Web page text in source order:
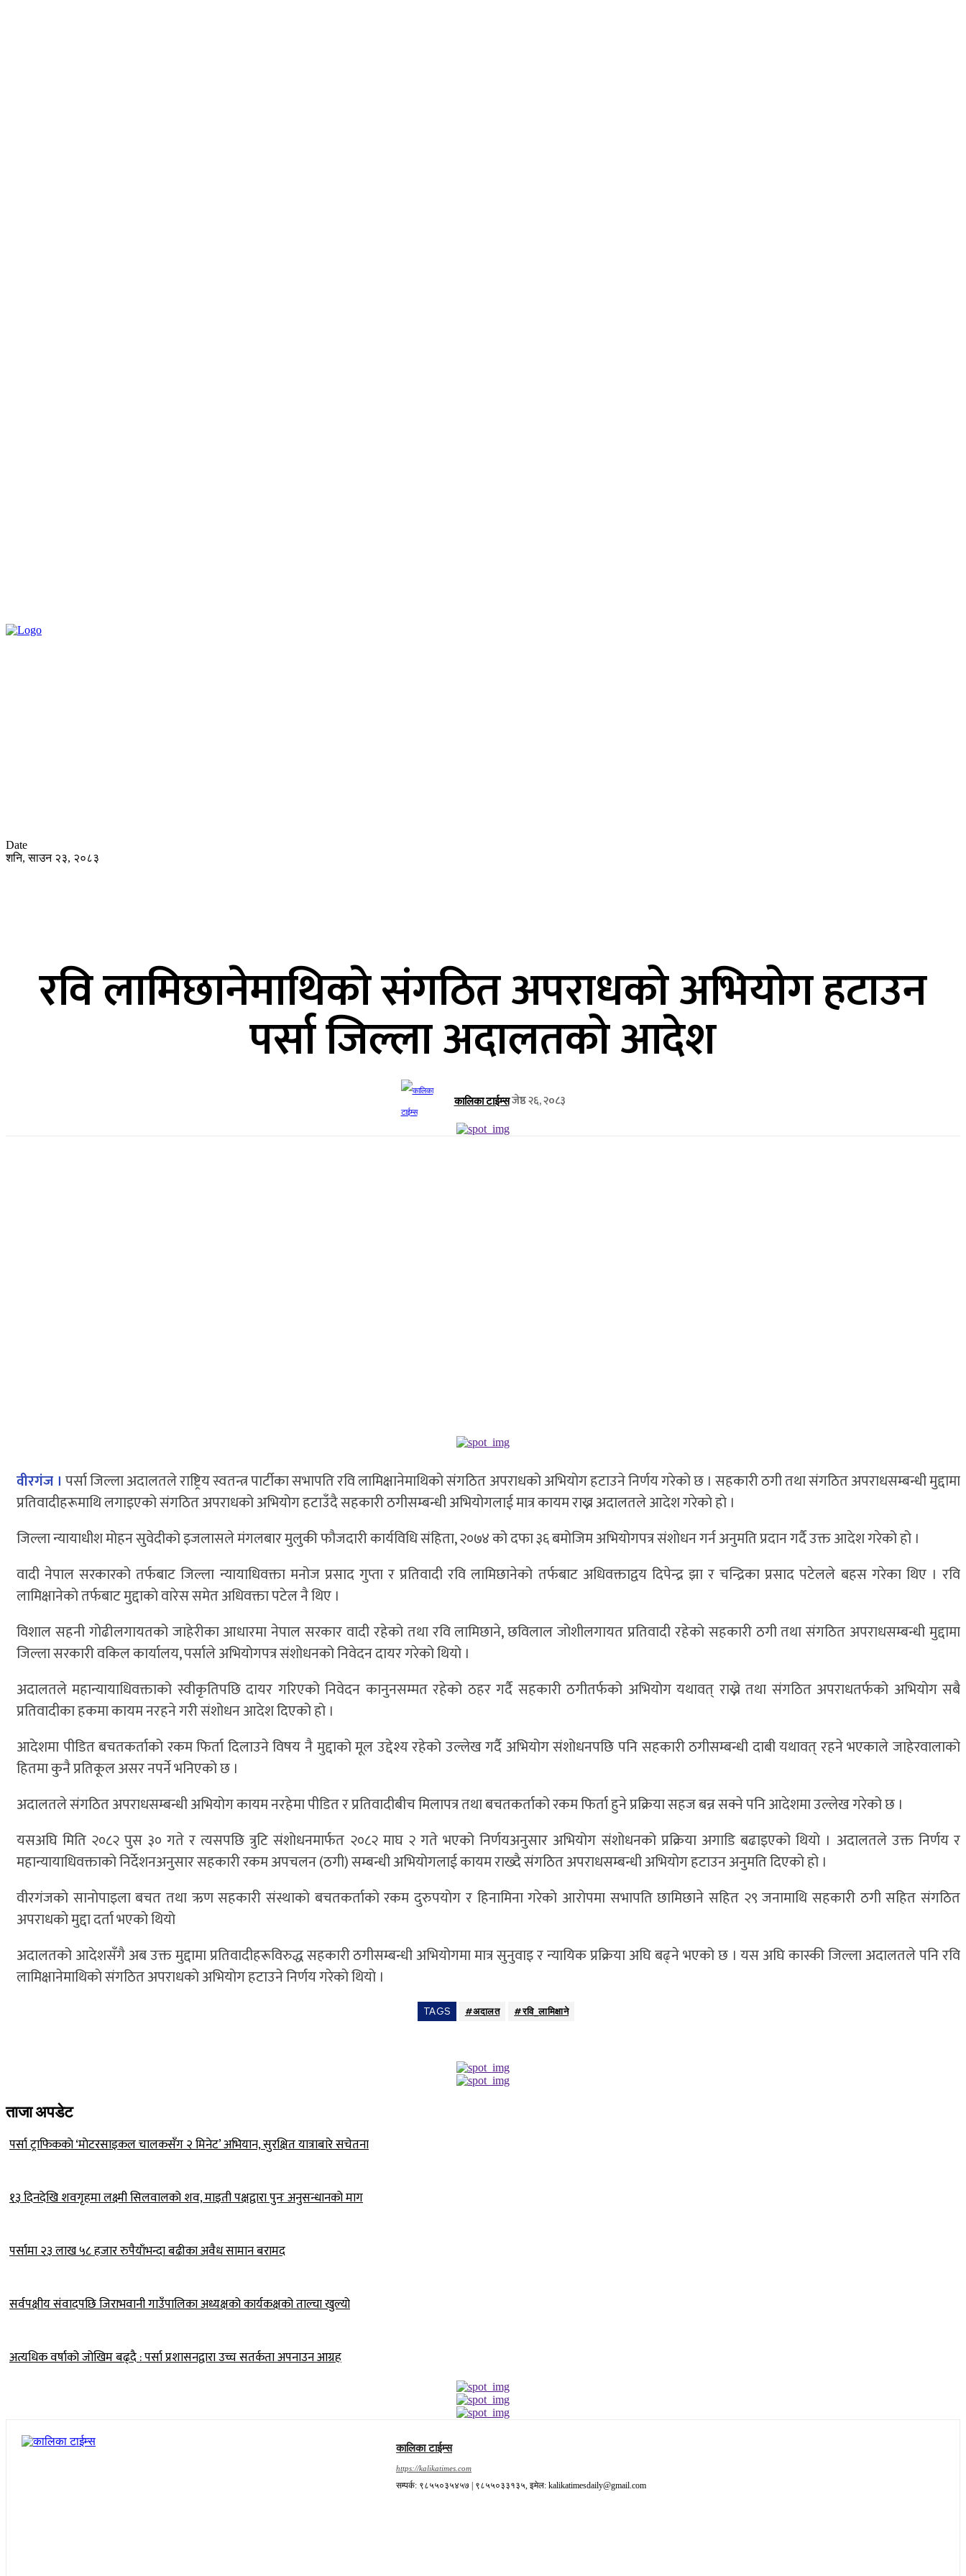
Date
शनि, साउन २३, २०८३
रवि लामिछानेमाथिकाे संगठित अपराधको अभियोग हटाउन
पर्सा जिल्ला अदालतको आदेश
कालिका टाईम्सजेष्ठ २६, २०८३
वीरगंज । पर्सा जिल्ला अदालतले राष्ट्रिय स्वतन्त्र पार्टीका सभापति रवि लामिक्षानेमाथिकाे संगठित अपराधकाे अभियाेग हटाउने निर्णय गरेकाे छ । सहकारी ठगी तथा संगठित अपराधसम्बन्धी मुद्दामा
प्रतिवादीहरूमाथि लगाइएको संगठित अपराधको अभियोग हटाउँदै सहकारी ठगीसम्बन्धी अभियोगलाई मात्र कायम राख्न अदालतले आदेश गरेकाे हाे ।
जिल्ला न्यायाधीश मोहन सुवेदीको इजलासले मंगलबार मुलुकी फौजदारी कार्यविधि संहिता, २०७४ को दफा ३६ बमोजिम अभियोगपत्र संशोधन गर्न अनुमति प्रदान गर्दै उक्त आदेश गरेको हो ।
वादी नेपाल सरकारको तर्फबाट जिल्ला न्यायाधिवक्ता मनोज प्रसाद गुप्ता र प्रतिवादी रवि लामिछानेको तर्फबाट अधिवक्ताद्वय दिपेन्द्र झा र चन्द्रिका प्रसाद पटेलले बहस गरेका थिए । रवि
लामिक्षानेकाे तर्फबाट मुद्दाकाे वारेस समेत अधिवक्ता पटेल नै थिए ।
विशाल सहनी गोढीलगायतको जाहेरीका आधारमा नेपाल सरकार वादी रहेको तथा रवि लामिछाने, छविलाल जोशीलगायत प्रतिवादी रहेको सहकारी ठगी तथा संगठित अपराधसम्बन्धी मुद्दामा
जिल्ला सरकारी वकिल कार्यालय, पर्साले अभियोगपत्र संशोधनको निवेदन दायर गरेको थियो ।
अदालतले महान्यायाधिवक्ताको स्वीकृतिपछि दायर गरिएको निवेदन कानुनसम्मत रहेको ठहर गर्दै सहकारी ठगीतर्फको अभियोग यथावत् राख्ने तथा संगठित अपराधतर्फको अभियोग सबै
प्रतिवादीका हकमा कायम नरहने गरी संशोधन आदेश दिएको हो ।
आदेशमा पीडित बचतकर्ताको रकम फिर्ता दिलाउने विषय नै मुद्दाको मूल उद्देश्य रहेको उल्लेख गर्दै अभियोग संशोधनपछि पनि सहकारी ठगीसम्बन्धी दाबी यथावत् रहने भएकाले जाहेरवालाको
हितमा कुनै प्रतिकूल असर नपर्ने भनिएको छ ।
अदालतले संगठित अपराधसम्बन्धी अभियोग कायम नरहेमा पीडित र प्रतिवादीबीच मिलापत्र तथा बचतकर्ताको रकम फिर्ता हुने प्रक्रिया सहज बन्न सक्ने पनि आदेशमा उल्लेख गरेको छ ।
यसअघि मिति २०८२ पुस ३० गते र त्यसपछि त्रुटि संशोधनमार्फत २०८२ माघ २ गते भएको निर्णयअनुसार अभियोग संशोधनको प्रक्रिया अगाडि बढाइएको थियो । अदालतले उक्त निर्णय र
महान्यायाधिवक्ताको निर्देशनअनुसार सहकारी रकम अपचलन (ठगी) सम्बन्धी अभियोगलाई कायम राख्दै संगठित अपराधसम्बन्धी अभियोग हटाउन अनुमति दिएको हो ।
वीरगंजकाे सानाेपाइला बचत तथा ऋण सहकारी संस्थाकाे बचतकर्ताकाे रकम दुरुपयाेग र हिनामिना गरेकाे आराेपमा सभापति छामिछाने सहित २९ जनामाथि सहकारी ठगी सहित संगठित
अपराधकाे मुद्दा दर्ता भएकाे थियाे
अदालतको आदेशसँगै अब उक्त मुद्दामा प्रतिवादीहरूविरुद्ध सहकारी ठगीसम्बन्धी अभियोगमा मात्र सुनुवाइ र न्यायिक प्रक्रिया अघि बढ्ने भएको छ । यस अघि कास्की जिल्ला अदालतले पनि रवि
लामिक्षानेमाथिकाे संगठित अपराधकाे अभियाेग हटाउने निर्णय गरेकाे थियाे ।
TAGS #अदालत #रवि_लामिक्षाने
ताजा अपडेट
पर्सा ट्राफिककाे ‘माेटरसाइकल चालकसँग २ मिनेट’ अभियान, सुरक्षित यात्राबारे सचेतना
१३ दिनदेखि शवगृहमा लक्ष्मी सिलवालको शव, माइती पक्षद्वारा पुनः अनुसन्धानको माग
पर्सामा २३ लाख ५८ हजार रुपैयाँभन्दा बढीका अवैध सामान बरामद
सर्वपक्षीय संवादपछि जिराभवानी गाउँपालिका अध्यक्षको कार्यकक्षको ताल्चा खुल्यो
अत्यधिक वर्षाको जोखिम बढ्दै : पर्सा प्रशासनद्वारा उच्च सतर्कता अपनाउन आग्रह
कालिका टाईम्स
https://kalikatimes.com
सम्पर्क: ९८५५०३५४५७ | ९८५५०३३१३५, इमेल: kalikatimesdaily@gmail.com